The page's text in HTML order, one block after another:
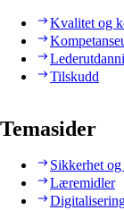
Kvalitet og
Tilskudd
Temasider
Sikkerhet og
Læremidler